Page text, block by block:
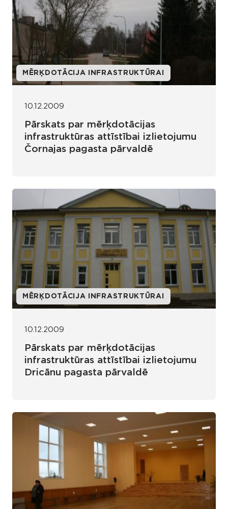
MĒRĶDOTĀCIJA INFRASTRUKTŪRAI
10.12.2009
Pārskats par mērķdotācijas
infrastruktūras attīstībai izlietojumu
Čornajas pagasta pārvaldē
MĒRĶDOTĀCIJA INFRASTRUKTŪRAI
10.12.2009
Pārskats par mērķdotācijas
infrastruktūras attīstībai izlietojumu
Dricānu pagasta pārvaldē